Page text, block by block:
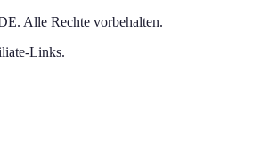
. Alle Rechte vorbehalten.
Links.